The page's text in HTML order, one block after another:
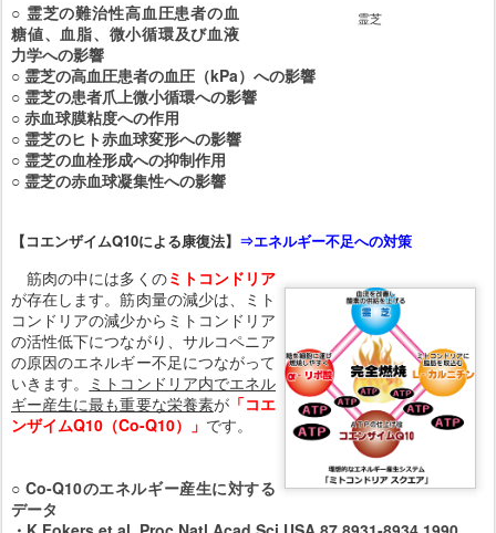
霊芝
○ 霊芝の難治性高血圧患者の血
糖値、血脂、微小循環及び血液
力学への影響
○ 霊芝の高血圧患者の血圧（kPa）への影響
○ 霊芝の患者爪上微小循環への影響
○ 赤血球膜粘度への作用
○ 霊芝のヒト赤血球変形への影響
○ 霊芝の血栓形成への抑制作用
○ 霊芝の赤血球凝集性への影響
【コエンザイムQ10による康復法】 ⇒エネルギー不足への対策
筋肉の中には多くのミトコンドリア
が存在します。筋肉量の減少は、ミト
コンドリアの減少からミトコンドリア
の活性低下につながり、サルコペニア
の原因のエネルギー不足につながって
いきます。
ミトコンドリア内でエネル
ギー産生に最も重要な栄養素が「コエ
ンザイムQ10（Co-Q10）」 です。
○ Co-Q10のエネルギー産生に対する
データ